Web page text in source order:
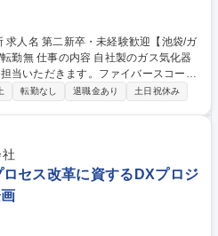
ガス気化器
当いただきます。ファイバースコープ
ない部分も丁寧にチェック。先輩と一
テナンス業務の流れを理解していきま
機器の使い方も少しずつ習得します。
どの点検・非破壊検査を体験し、業務
は行いません。 【教育体制】外部講習
。 募集職種 第二新卒・
ンス】年休129日/転勤無
転勤なし 退職金あり 土日祝休み
セス改革に資するDXプロジ